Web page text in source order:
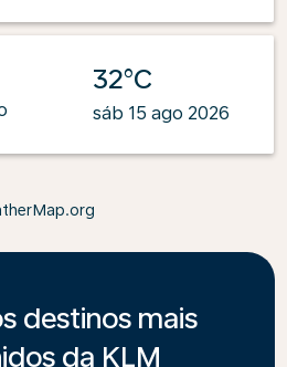
32°C
sáb 15 ago 2026
destinos mais
da KLM